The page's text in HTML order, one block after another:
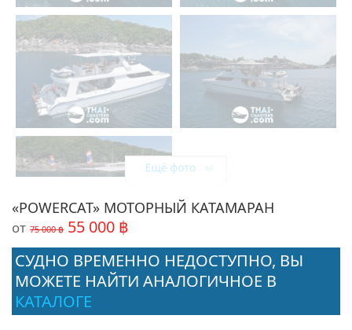
Поделиться:
«POWERCAT» МОТОРНЫЙ КАТАМАРАН
от 75 000 ฿ 55 000 ฿
СУДНО ВРЕМЕННО НЕДОСТУПНО, ВЫ
МОЖЕТЕ НАЙТИ АНАЛОГИЧНОЕ В
КАТАЛОГЕ